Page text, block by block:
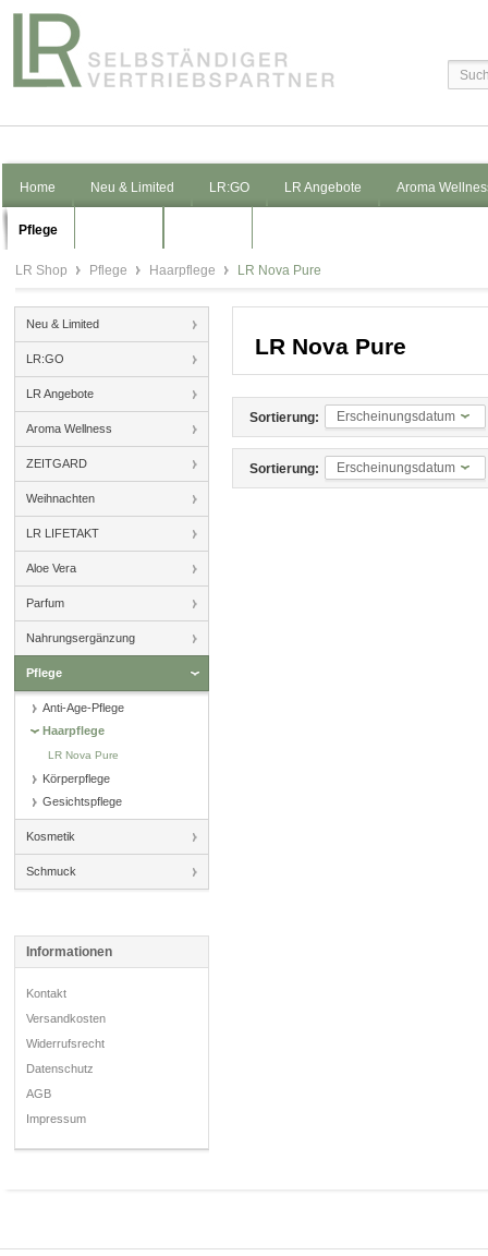
Home Neu & Limited LR:GO LR Angebote Aroma
Pflege
LR Shop Pflege Haarpflege LR Nova Pure
Neu & Limited
LR:GO
LR Angebote
Aroma Wellness
ZEITGARD
Weihnachten
LR LIFETAKT
Aloe Vera
Parfum
Nahrungsergänzung
Pflege
Anti-Age-Pflege
Haarpflege
LR Nova Pure
Körperpflege
Gesichtspflege
Kosmetik
Schmuck
Informationen
Kontakt
Versandkosten
Widerrufsrecht
Datenschutz
AGB
Impressum
LR Nova Pure
Sortierung: Erscheinungsdatum
Sortierung: Erscheinungsdatum